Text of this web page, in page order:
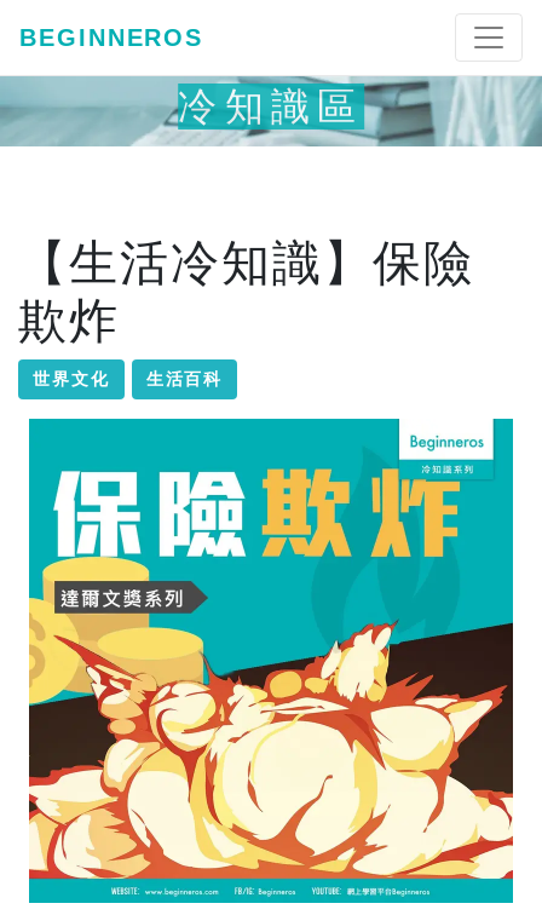
BEGINNEROS
冷知識區
【生活冷知識】保險
欺炸
世界文化 生活百科